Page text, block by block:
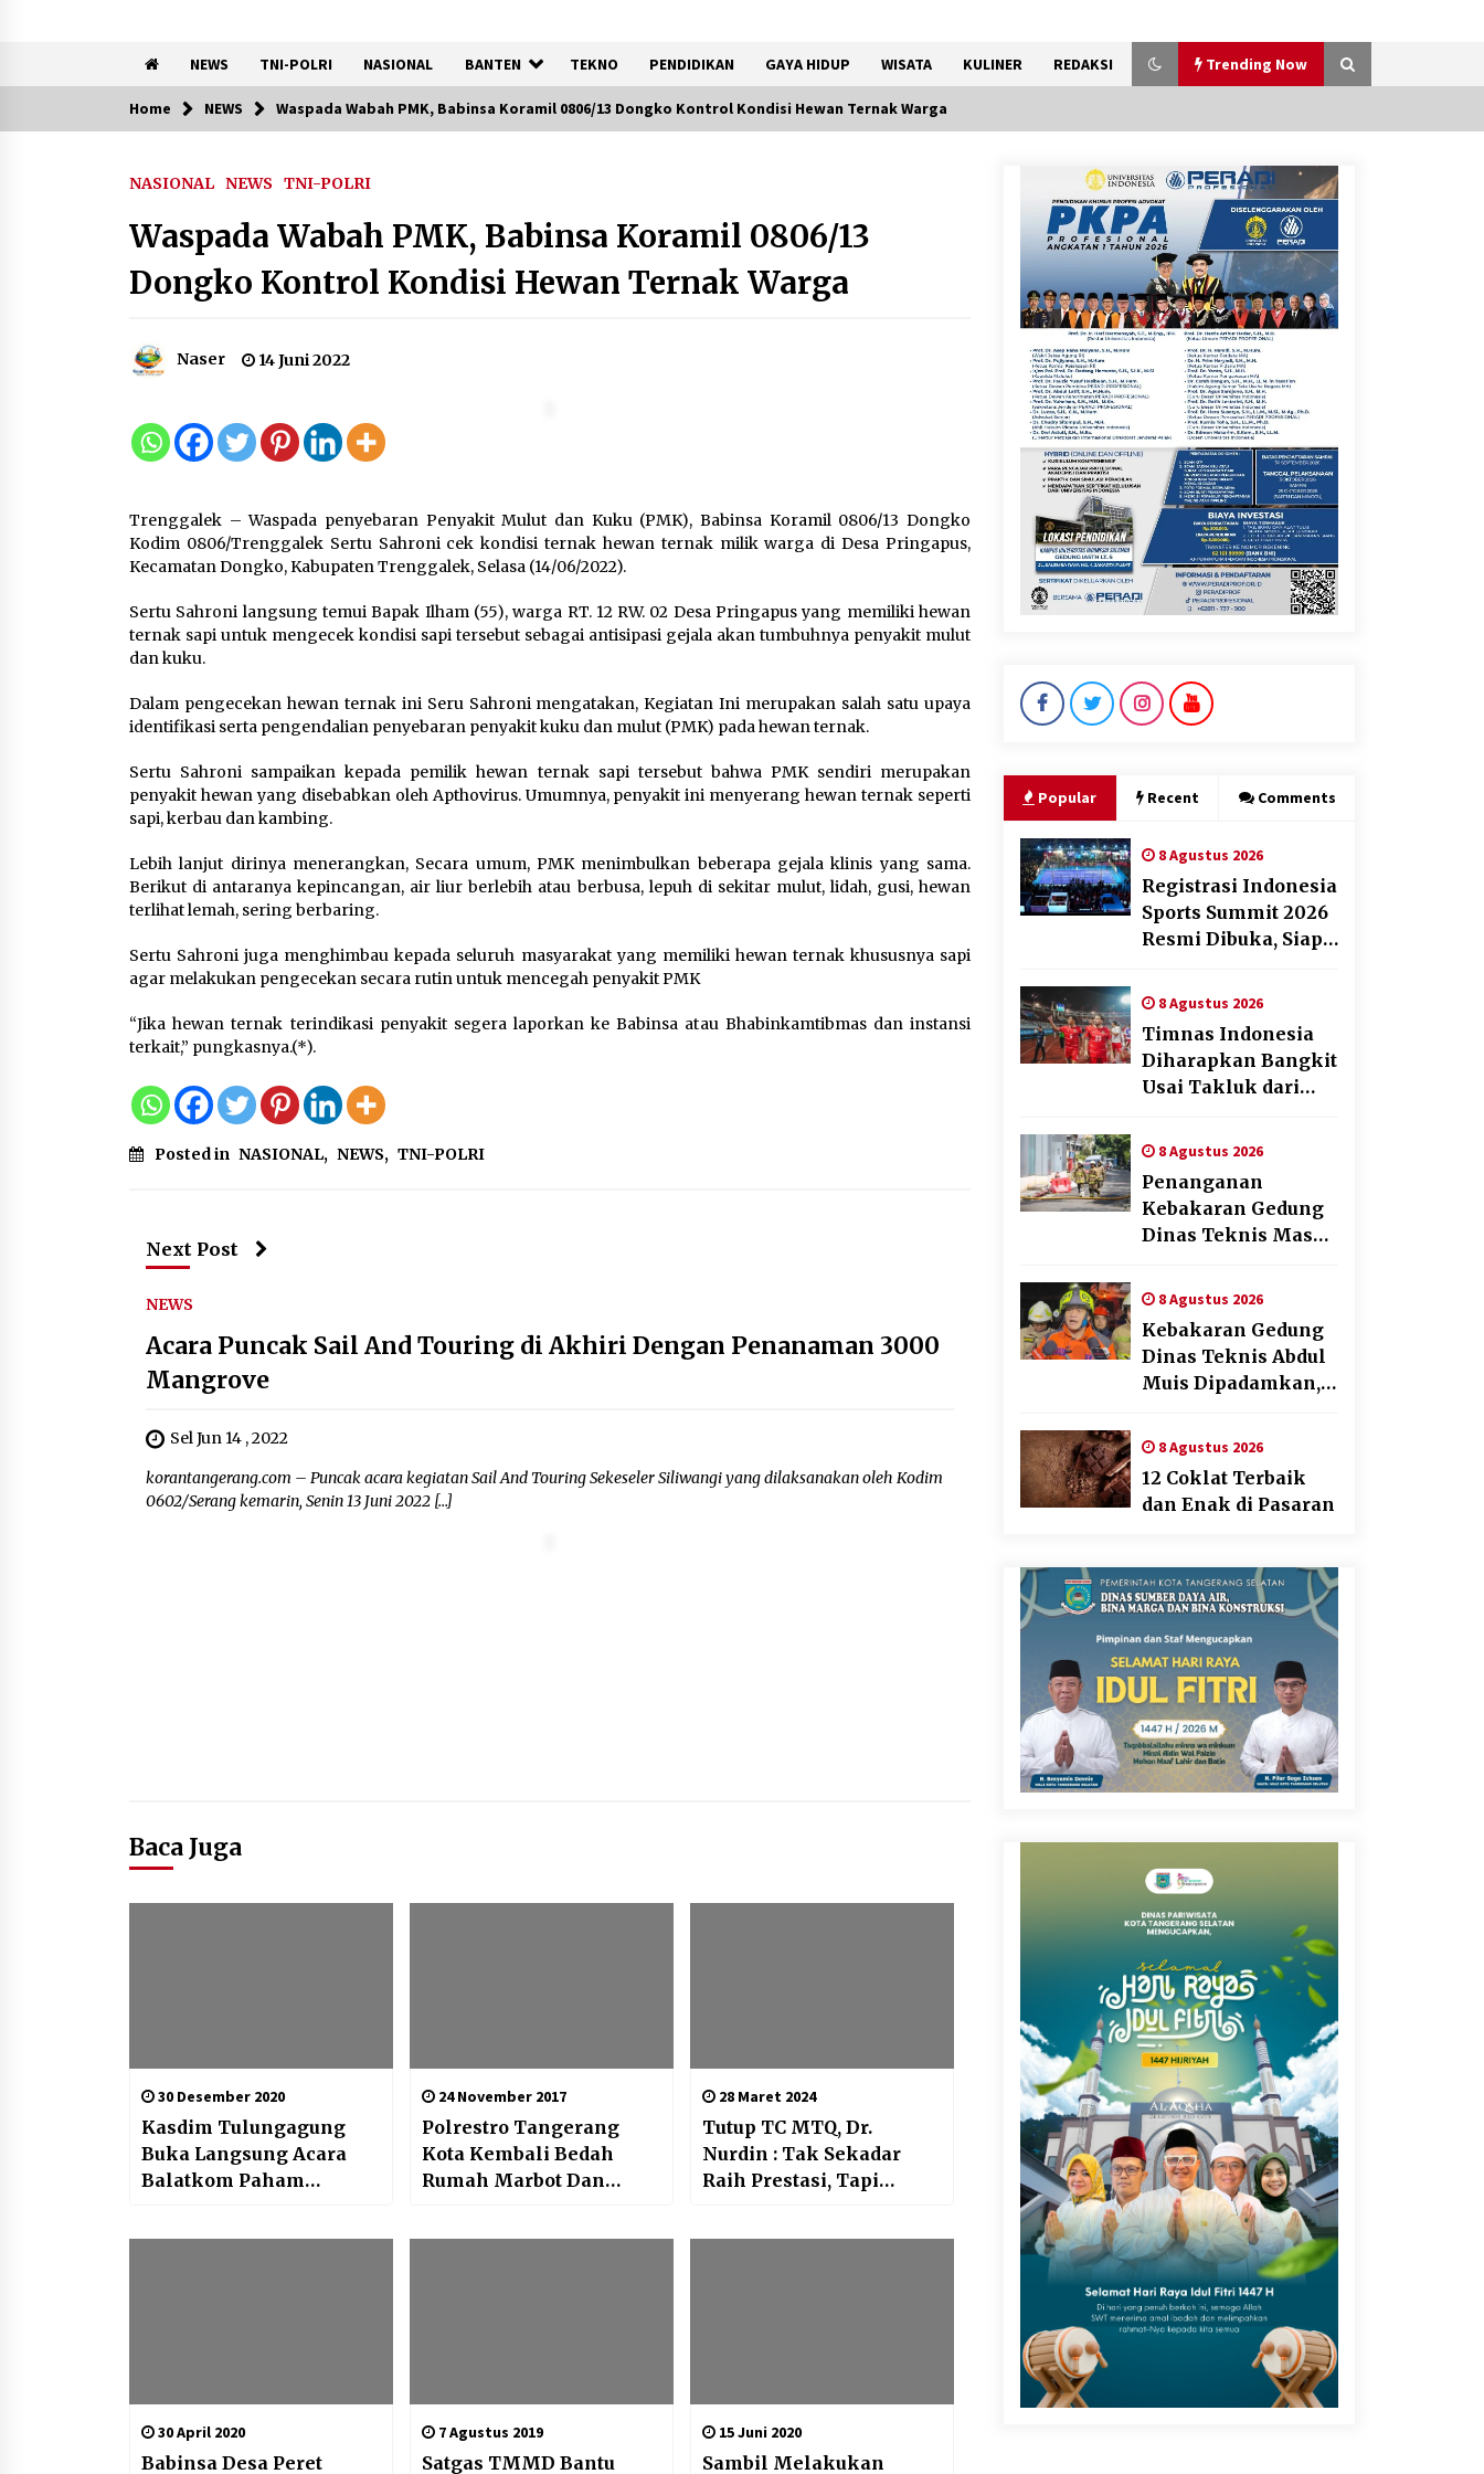
NEWS TNI-POLRI NASIONAL BANTEN TEKNO PENDIDIKAN GAYA HIDUP WISATA KULINER REDAKSI Trending Now
Trending Now
Registrasi Indonesia Sports
Siap Hadirkan Pengalaman
8 Agustus 2026
Vietnam di Piala AFF 2026
8 Agustus 2026
Penanganan Kebakaran
Gedung Dinas Teknis Masuk
Tahap Akhir, Tak Ada Korban
8 Agustus 2026
Teknis Abdul Muis
8 Agustus 2026
9 Kopi Botol Terbaik yang
Praktis untuk Menemani
Aktivitas
8 Agustus 2026
sebagai Destinasi Wisata
Bahari Berkelas Dunia
8 Agustus 2026
Papua Pegunungan
8 Agustus 2026
Bakteri Yogurt, Kenali
Manfaatnya untuk Kesehatan
Pencernaan
8 Agustus 2026
Perawatan PCOS yang Efektif
untuk Menjaga Kesuburan
Wamenhan Pimpin Prosesi
Pelantikan dan Sertijab
8 Agustus 2026
Pemilu 2029
8 Agustus 2026
Home NEWS Waspada Wabah PMK, Babinsa Koramil 0806/13 Dongko Kontrol Kondisi Hewan Ternak Warga
NASIONAL NEWS TNI-POLRI
Waspada Wabah PMK, Babinsa Koramil 0806/13
Dongko Kontrol Kondisi Hewan Ternak Warga
Naser 14 Juni 2022
Trenggalek – Waspada penyebaran Penyakit Mulut dan Kuku (PMK), Babinsa Koramil 0806/13 Dongko
Kodim 0806/Trenggalek Sertu Sahroni cek kondisi ternak hewan ternak milik warga di Desa Pringapus,
Kecamatan Dongko, Kabupaten Trenggalek, Selasa (14/06/2022).
Sertu Sahroni langsung temui Bapak Ilham (55), warga RT. 12 RW. 02 Desa Pringapus yang memiliki hewan
ternak sapi untuk mengecek kondisi sapi tersebut sebagai antisipasi gejala akan tumbuhnya penyakit mulut
dan kuku.
Dalam pengecekan hewan ternak ini Seru Sahroni mengatakan, Kegiatan Ini merupakan salah satu upaya
identifikasi serta pengendalian penyebaran penyakit kuku dan mulut (PMK) pada hewan ternak.
Sertu Sahroni sampaikan kepada pemilik hewan ternak sapi tersebut bahwa PMK sendiri merupakan
penyakit hewan yang disebabkan oleh Apthovirus. Umumnya, penyakit ini menyerang hewan ternak seperti
sapi, kerbau dan kambing.
Lebih lanjut dirinya menerangkan, Secara umum, PMK menimbulkan beberapa gejala klinis yang sama.
Berikut di antaranya kepincangan, air liur berlebih atau berbusa, lepuh di sekitar mulut, lidah, gusi, hewan
terlihat lemah, sering berbaring.
Sertu Sahroni juga menghimbau kepada seluruh masyarakat yang memiliki hewan ternak khususnya sapi
agar melakukan pengecekan secara rutin untuk mencegah penyakit PMK
“Jika hewan ternak terindikasi penyakit segera laporkan ke Babinsa atau Bhabinkamtibmas dan instansi
terkait,” pungkasnya.(*).
Posted in NASIONAL, NEWS, TNI-POLRI
Next Post
NEWS
Acara Puncak Sail And Touring di Akhiri Dengan Penanaman 3000
Mangrove
Sel Jun 14 , 2022
korantangerang.com – Puncak acara kegiatan Sail And Touring Sekeseler Siliwangi yang dilaksanakan oleh Kodim
0602/Serang kemarin, Senin 13 Juni 2022 […]
Baca Juga
30 Desember 2020
Kasdim Tulungagung
Buka Langsung Acara
Balatkom Paham
24 November 2017
Polrestro Tangerang
Kota Kembali Bedah
Rumah Marbot Dan
Piatu Di Bojong Renget
28 Maret 2024
Tutup TC MTQ, Dr.
Nurdin : Tak Sekadar
Raih Prestasi, Tapi
hari
30 April 2020
Babinsa Desa Peret
7 Agustus 2019
Satgas TMMD Bantu
15 Juni 2020
Sambil Melakukan
Popular Recent Comments
8 Agustus 2026
Registrasi Indonesia
Sports Summit 2026
Resmi Dibuka, Siap
Pengalaman Beyond
the Game
8 Agustus 2026
Timnas Indonesia
Diharapkan Bangkit
Usai Takluk dari
AFF 2026
8 Agustus 2026
Penanganan
Kebakaran Gedung
Dinas Teknis Masuk
Ada Korban Jiwa
8 Agustus 2026
Kebakaran Gedung
Dinas Teknis Abdul
Muis Dipadamkan,
Tetap Berjalan
8 Agustus 2026
12 Coklat Terbaik
dan Enak di Pasaran